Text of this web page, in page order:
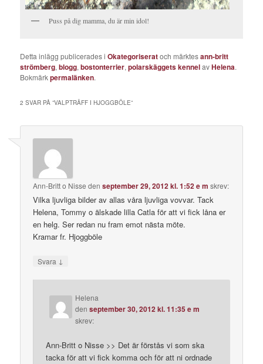
Puss på dig mamma, du är min idol!
Detta inlägg publicerades iOkategoriseratoch märktesann-britt
strömberg,blogg,bostonterrier,polarskäggets kennelavHelena.
Bokmärkpermalänken.
2 SVAR PÅ ”VALPTRÄFF I HJOGGBÖLE”
Ann-Britt o Nisse denseptember 29, 2012 kl. 1:52 e m skrev:
Vilka ljuvliga bilder av allas våra ljuvliga vovvar. Tack
Helena, Tommy o älskade lilla Catla för att vi fick låna er
en helg. Ser redan nu fram emot nästa möte.
Kramar fr. Hjoggböle
Svara ↓
Helena
denseptember 30, 2012 kl. 11:35 e m
skrev:
Ann-Britt o Nisse >> Det är förstås vi som ska
tacka för att vi fick komma och för att ni ordnade